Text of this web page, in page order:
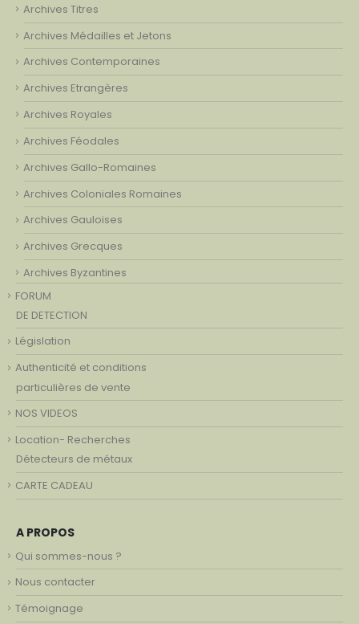
Archives Titres
Archives Médailles et Jetons
Archives Contemporaines
Archives Etrangères
Archives Royales
Archives Féodales
Archives Gallo-Romaines
Archives Coloniales Romaines
Archives Gauloises
Archives Grecques
Archives Byzantines
FORUM
DE DETECTION
Législation
Authenticité et conditions
particulières de vente
NOS VIDEOS
Location- Recherches
Détecteurs de métaux
CARTE CADEAU
A PROPOS
Qui sommes-nous ?
Nous contacter
Témoignage